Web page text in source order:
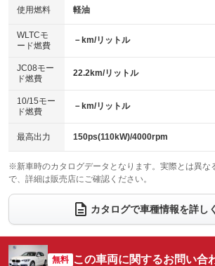
100V電源
：装備なし
センターデフロック
：装備なし
電動格納ミラー
：装備あり
バックカメラ
：装備あり
エアロ
：装備なし
：装備なし
パワーシート
ベンチシート
：装備なし
チップアップシート
：装備なし
：装備なし ：装備あ
ウォークスルー
：装備なし
電動リアゲート フロント
：装備な
：装備なし ：装備な
サイドカメラ
：装備なし ルーフレ
：装備な
使用燃料 軽油
WLTCモ
ード燃費
－km/リットル
JC08モー
ド燃費
22.2km/リットル
10/15モー
ド燃費
－km/リットル
最高出力 150ps(110kW)/4000rpm
※新車時のカタログデータとなります。実際とは異な
で、詳細は販売店にご確認ください。
カタログで車種情報を詳し
無料 この車両に関するお問い合